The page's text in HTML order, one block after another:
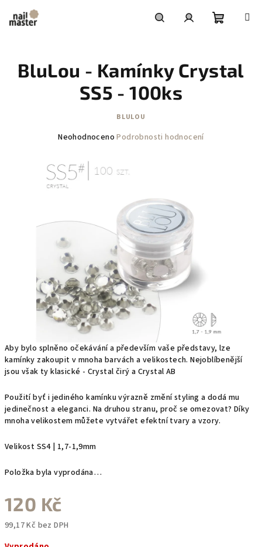
obsah
košík
Aby bylo splněno očekávání a především vaše představy, lze
kamínky zakoupit v mnoha barvách a velikostech. Nejoblíbenější
jsou však ty klasické - Crystal čirý a Crystal AB
Použití byť i jediného kamínku výrazně změní styling a dodá mu
jedinečnost a eleganci. Na druhou stranu, proč se omezovat? Díky
mnoha velikostem můžete vytvářet efektní tvary a vzory.
Velikost SS4 | 1,7-1,9mm
Položka byla vyprodána…
120 Kč
99,17 Kč bez DPH
BluLou - Kamínky Crystal
SS5 - 100ks
BLULOU
Průměrné
produktu
je
0,0
hvězdiček.
Neohodnoceno Podrobnosti hodnocení